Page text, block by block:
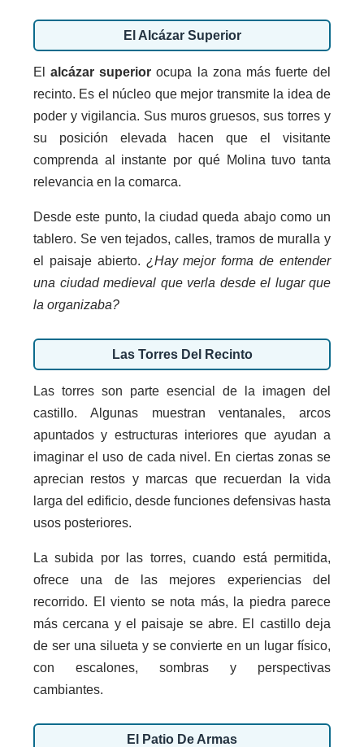
El Alcázar Superior
Elalcázar superior ocupa la zona más fuerte del
recinto. Es el núcleo que mejor transmite la idea de
poder y vigilancia. Sus muros gruesos, sus torres y
su posición elevada hacen que el visitante
comprenda al instante por qué Molina tuvo tanta
relevancia en la comarca.
Desde este punto, la ciudad queda abajo como un
tablero. Se ven tejados, calles, tramos de muralla y
el paisaje abierto. ¿Hay mejor forma de entender
una ciudad medieval que verla desde el lugar que
la organizaba?
Las Torres Del Recinto
Las torres son parte esencial de la imagen del
castillo. Algunas muestran ventanales, arcos
apuntados y estructuras interiores que ayudan a
imaginar el uso de cada nivel. En ciertas zonas se
aprecian restos y marcas que recuerdan la vida
larga del edificio, desde funciones defensivas hasta
usos posteriores.
La subida por las torres, cuando está permitida,
ofrece una de las mejores experiencias del
recorrido. El viento se nota más, la piedra parece
más cercana y el paisaje se abre. El castillo deja
de ser una silueta y se convierte en un lugar físico,
con escalones, sombras y perspectivas
cambiantes.
El Patio De Armas